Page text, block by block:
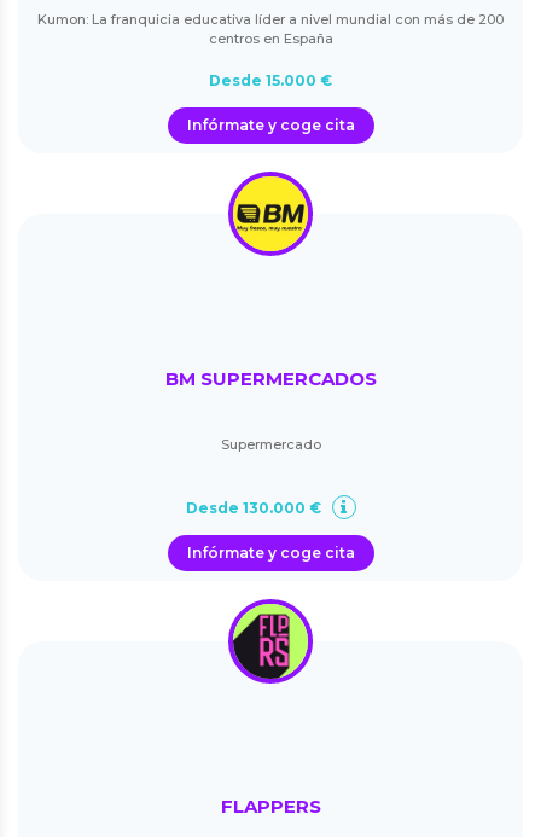
Kumon: La franquicia educativa líder a nivel mundial con más de 200
centros en España
Desde 15.000 €
Infórmate y coge cita
BM SUPERMERCADOS
Supermercado
Desde 130.000 €
Infórmate y coge cita
FLAPPERS